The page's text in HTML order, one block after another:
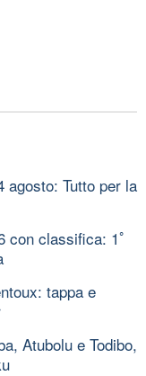
agosto: Tutto per la
con classifica: 1ﾟ
tappa e
Atubolu e Todibo,